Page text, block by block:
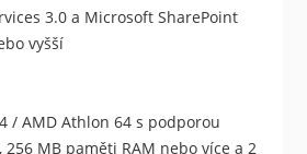
3.0 a Microsoft SharePoint
vyšší
/ AMD Athlon 64 s podporou
256 MB paměti RAM nebo více a 2